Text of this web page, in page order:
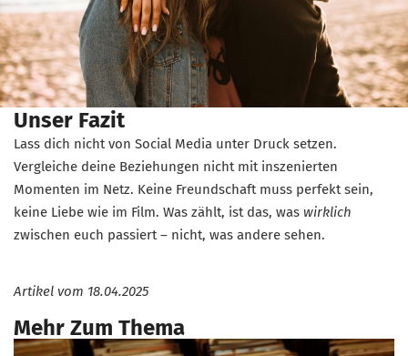
Unser Fazit
Lass dich nicht von Social Media unter Druck setzen.
Vergleiche deine Beziehungen nicht mit inszenierten
Momenten im Netz. Keine Freundschaft muss perfekt sein,
keine Liebe wie im Film. Was zählt, ist das, was wirklich
zwischen euch passiert – nicht, was andere sehen.
Artikel vom 18.04.2025
Mehr Zum Thema